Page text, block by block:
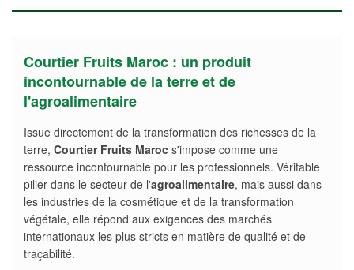
Courtier Fruits Maroc : un produit
incontournable de la terre et de
l'agroalimentaire
Issue directement de la transformation des richesses de la
terre, Courtier Fruits Maroc s'impose comme une
ressource incontournable pour les professionnels. Véritable
pilier dans le secteur de l'agroalimentaire, mais aussi dans
les industries de la cosmétique et de la transformation
végétale, elle répond aux exigences des marchés
internationaux les plus stricts en matière de qualité et de
traçabilité.